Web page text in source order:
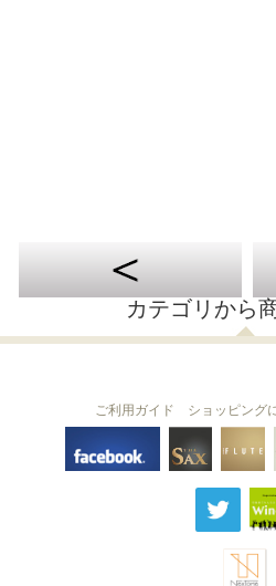
カテゴリから
THE SAX
ご利用ガイド ショッピング